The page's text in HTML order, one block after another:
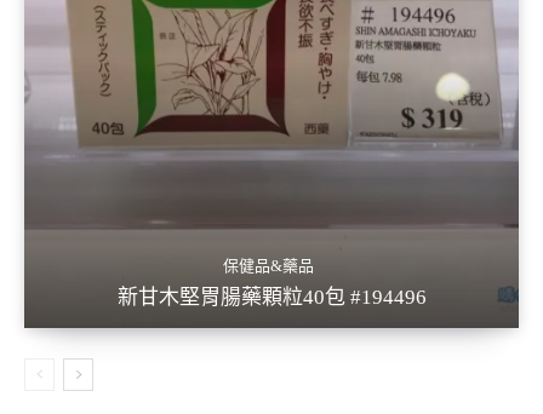
保健品&藥品
新甘木堅胃腸藥顆粒40包 #194496